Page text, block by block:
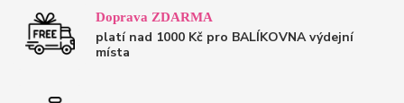
Doprava ZDARMA
platí nad 1000 Kč pro BALÍKOVNA výdejní
místa